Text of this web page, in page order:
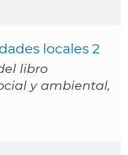
locales 2
libro
y ambiental,